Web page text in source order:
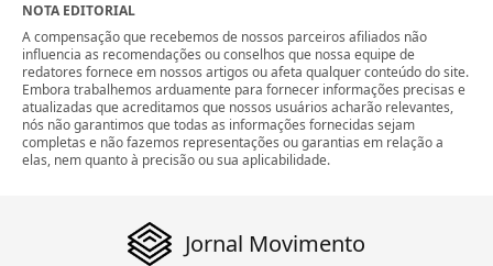
NOTA EDITORIAL
A compensação que recebemos de nossos parceiros afiliados não
influencia as recomendações ou conselhos que nossa equipe de
redatores fornece em nossos artigos ou afeta qualquer conteúdo do site.
Embora trabalhemos arduamente para fornecer informações precisas e
atualizadas que acreditamos que nossos usuários acharão relevantes,
nós não garantimos que todas as informações fornecidas sejam
completas e não fazemos representações ou garantias em relação a
elas, nem quanto à precisão ou sua aplicabilidade.
Jornal Movimento